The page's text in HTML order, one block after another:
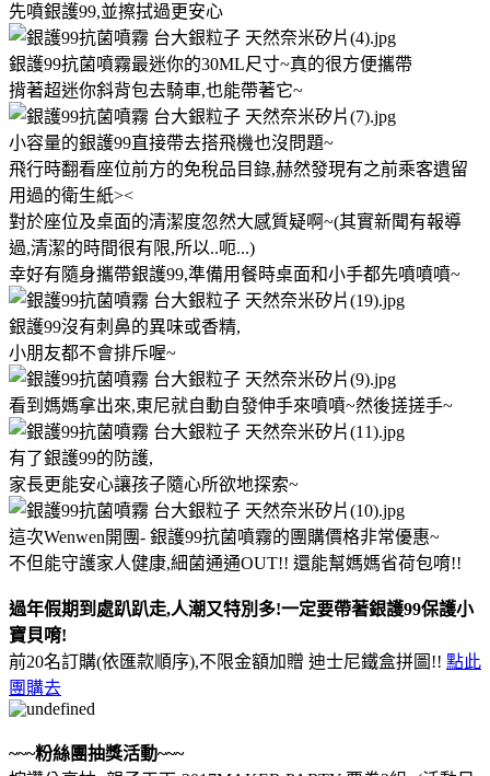
先噴銀護99,並擦拭過更安心
銀護99抗菌噴霧最迷你的30ML尺寸~真的很方便攜帶
揹著超迷你斜背包去騎車,也能帶著它~
小容量的銀護99直接帶去搭飛機也沒問題~
飛行時翻看座位前方的免稅品目錄,赫然發現有之前乘客遺留
用過的衛生紙><
對於座位及桌面的清潔度忽然大感質疑啊~(其實新聞有報導
過,清潔的時間很有限,所以..呃...)
幸好有隨身攜帶銀護99,準備用餐時桌面和小手都先噴噴噴~
銀護99沒有刺鼻的異味或香精,
小朋友都不會排斥喔~
看到媽媽拿出來,東尼就自動自發伸手來噴噴~然後搓搓手~
有了銀護99的防護,
家長更能安心讓孩子隨心所欲地探索~
這次Wenwen開團- 銀護99抗菌噴霧的團購價格非常優惠~
不但能守護家人健康,細菌通通OUT!! 還能幫媽媽省荷包唷!!
過年假期到處趴趴走,人潮又特別多!一定要帶著銀護99保護小
寶貝唷!
前20名訂購(依匯款順序),不限金額加贈 迪士尼鐵盒拼圖!! 點此
團購去
~~~粉絲團抽獎活動~~~